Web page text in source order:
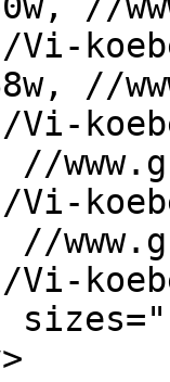
Vi-
//
Vi-
//
Vi-
//
Vi-